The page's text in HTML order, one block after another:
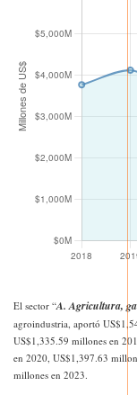
El sector “A. Agricultura,
agroindustria, aportó
US$1,335.59 millones en
en 2020, US$1,397.63
millones en 2023.